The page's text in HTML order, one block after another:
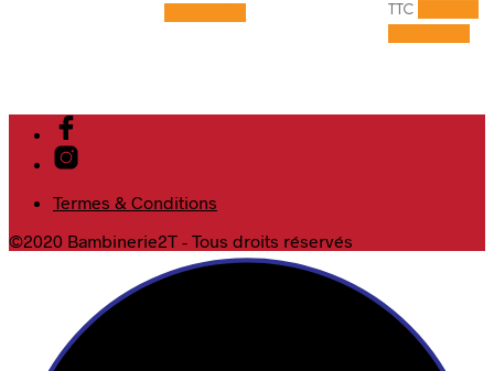
TTC
Termes & Conditions
©2020 Bambinerie2T - Tous droits réservés